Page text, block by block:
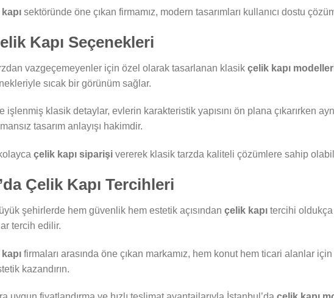
sektöründe öne çıkan firmamız, modern tasarımları kullanıcı dostu
Kapı Seçenekleri
vazgeçemeyenler için özel olarak tasarlanan klasik çelik kapı
sıcak bir görünüm sağlar.
işlenmiş klasik detaylar, evlerin karakteristik yapısını ön plana çıkarırken
tasarım anlayışı hakimdir.
çelik kapı siparişi vererek klasik tarzda kaliteli çözümlere sahip
Çelik Kapı Tercihleri
şehirlerde hem güvenlik hem estetik açısından çelik kapı tercihi
tercih edilir.
firmaları arasında öne çıkan markamız, hem konut hem ticari alanlar
kazandırın.